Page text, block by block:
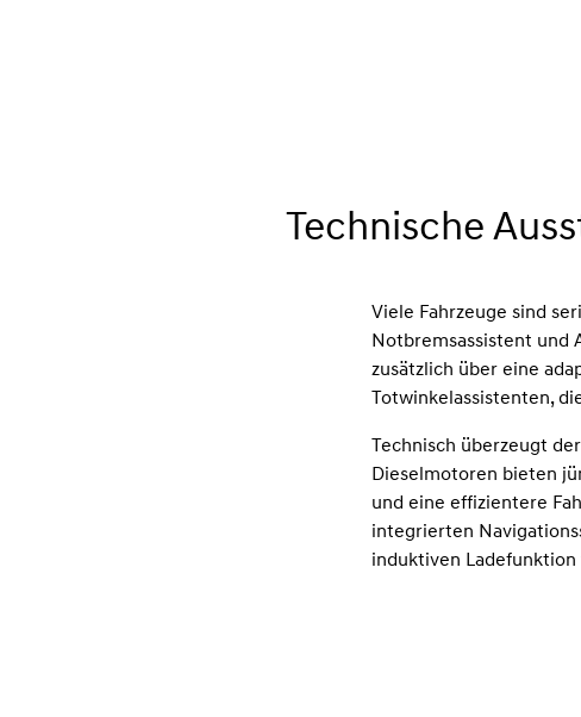
Technische
Viele Fahrzeuge sind
Notbremsassistent und
zusätzlich über eine
Totwinkelassistenten,
Technisch überzeugt
Dieselmotoren bieten
und eine effizientere
integrierten
induktiven